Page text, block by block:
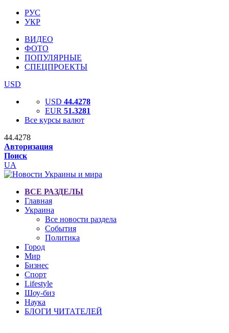
РУС
УКР
ВИДЕО
ФОТО
ПОПУЛЯРНЫЕ
СПЕЦПРОЕКТЫ
USD
USD 44.4278
EUR 51.3281
Все курсы валют
44.4278
Авторизация
Поиск
UA
ВСЕ РАЗДЕЛЫ
Главная
Украина
Все новости раздела
События
Политика
Город
Мир
Бизнес
Спорт
Lifestyle
Шоу-биз
Наука
БЛОГИ ЧИТАТЕЛЕЙ